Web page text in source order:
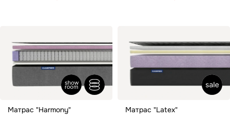
Матрас "Harmony" Матрас "Latex"